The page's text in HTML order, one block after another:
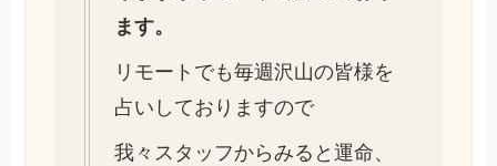
ます。
リモートでも毎週沢山の皆様を
占いしておりますので
我々スタッフからみると運命、